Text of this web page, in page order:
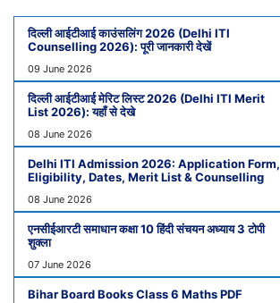
दिल्ली आईटीआई काउंसलिंग 2026 (Delhi ITI
Counselling 2026): पूरी जानकारी देखें
09 June 2026
दिल्ली आईटीआई मेरिट लिस्ट 2026 (Delhi ITI Merit
List 2026): यहाँ से देखे
08 June 2026
Delhi ITI Admission 2026: Application Form,
Eligibility, Dates, Merit List & Counselling
08 June 2026
एनसीईआरटी समाधान कक्षा 10 हिंदी संचयन अध्याय 3 टोपी
शुक्ला
07 June 2026
Bihar Board Books Class 6 Maths PDF